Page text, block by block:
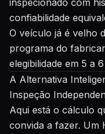
inspecionado com
confiabilidade
O veículo já é velho
programa do
elegibilidade em 5 a
A Alternativa
Inspeção
Aqui está o cálculo
convida a fazer. Um